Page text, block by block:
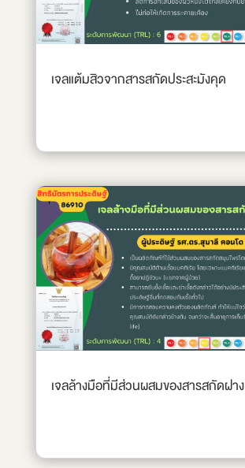
เจลแต้มสิวจากสารสกัดประสะมังคุด
เจลล้างมือที่มีส่วนผสมของสารสกัดฝาง